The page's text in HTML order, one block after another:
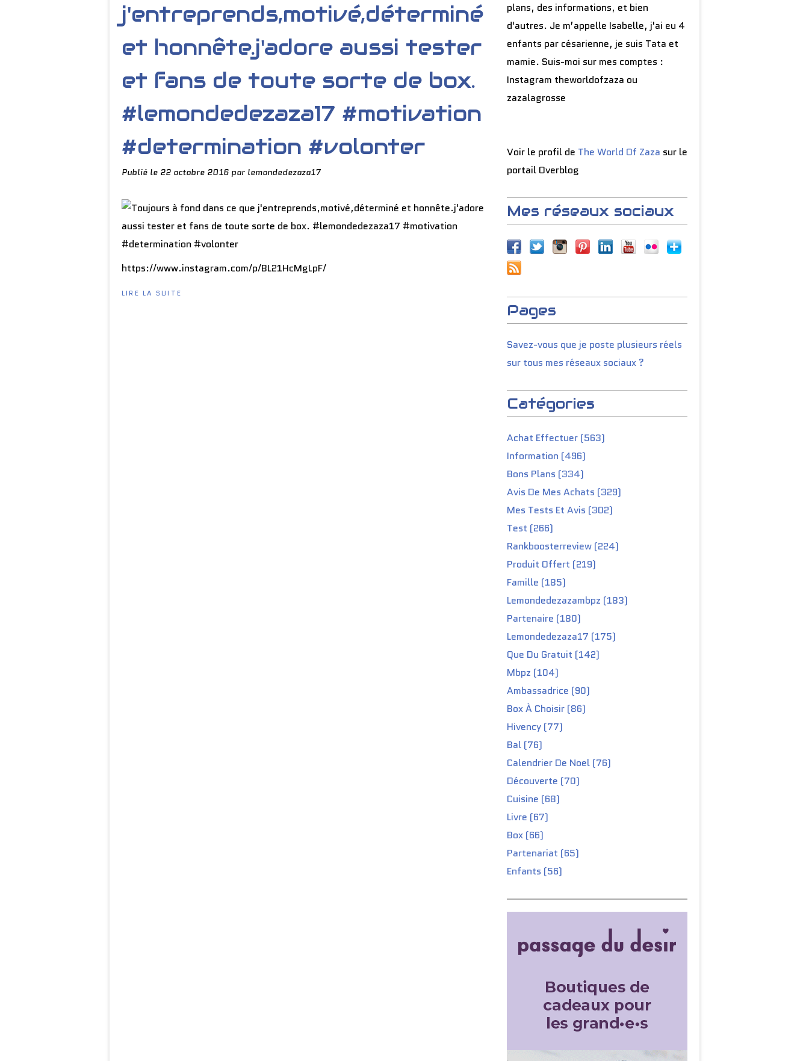
j'entreprends,motivé,déterminé
et honnête.j'adore aussi tester
et fans de toute sorte de box.
#lemondedezaza17 #motivation
#determination #volonter
Publié le 22 octobre 2016 par lemondedezaza17
https://www.instagram.com/p/BL21HcMgLpF/
LIRE LA SUITE
plans, des informations, et bien
d'autres. Je m’appelle Isabelle, j'ai eu 4
enfants par césarienne, je suis Tata et
mamie. Suis-moi sur mes comptes :
Instagram theworldofzaza ou
zazalagrosse
Voir le profil de The World Of Zaza sur le
portail Overblog
Mes réseaux sociaux
Pages
Savez-vous que je poste plusieurs réels
sur tous mes réseaux sociaux ?
Catégories
Achat Effectuer (563)
Information (496)
Bons Plans (334)
Avis De Mes Achats (329)
Mes Tests Et Avis (302)
Test (266)
Rankboosterreview (224)
Produit Offert (219)
Famille (185)
Lemondedezazambpz (183)
Partenaire (180)
Lemondedezaza17 (175)
Que Du Gratuit (142)
Mbpz (104)
Ambassadrice (90)
Box À Choisir (86)
Hivency (77)
Bal (76)
Calendrier De Noel (76)
Découverte (70)
Cuisine (68)
Livre (67)
Box (66)
Partenariat (65)
Enfants (56)